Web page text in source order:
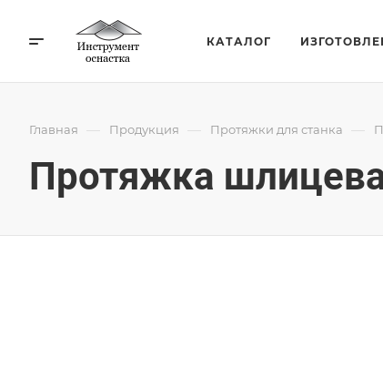
КАТАЛОГ
Главная — Продукция — Протяжки для станка —
Протяжка